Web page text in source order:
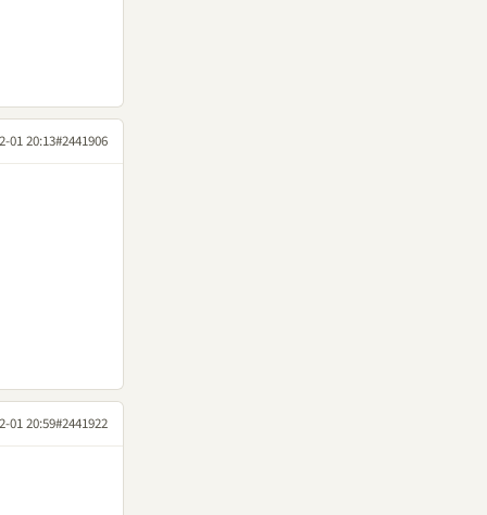
01 20:13#2441906
01 20:59#2441922